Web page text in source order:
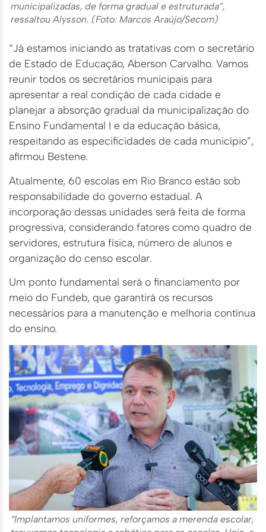
municipalizadas, de forma gradual e estruturada”,
ressaltou Alysson. (Foto: Marcos Araújo/Secom)
“Já estamos iniciando as tratativas com o secretário
de Estado de Educação, Aberson Carvalho. Vamos
reunir todos os secretários municipais para
apresentar a real condição de cada cidade e
planejar a absorção gradual da municipalização do
Ensino Fundamental I e da educação básica,
respeitando as especificidades de cada município”,
afirmou Bestene.
Atualmente, 60 escolas em Rio Branco estão sob
responsabilidade do governo estadual. A
incorporação dessas unidades será feita de forma
progressiva, considerando fatores como quadro de
servidores, estrutura física, número de alunos e
organização do censo escolar.
Um ponto fundamental será o financiamento por
meio do Fundeb, que garantirá os recursos
necessários para a manutenção e melhoria contínua
do ensino.
“Implantamos uniformes, reforçamos a merenda escolar,